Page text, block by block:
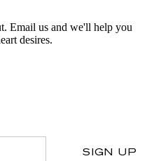
Email us and we'll help you
desires.
SIGN UP